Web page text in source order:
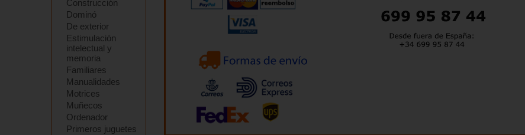
Construcción
Dominó
De exterior
Estimulación
intelectual y
memoria
Familiares
Manualidades
Motrices
Muñecos
Ordenador
Primeros juguetes